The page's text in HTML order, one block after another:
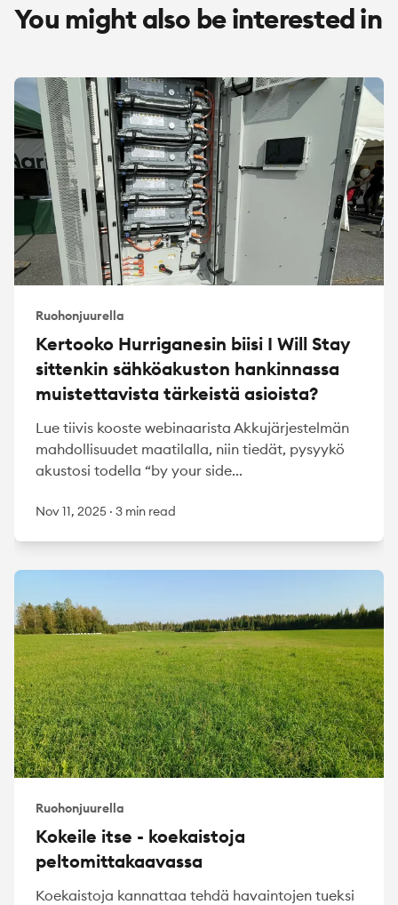
You might also be interested in
Ruohonjuurella
Kertooko Hurriganesin biisi I Will Stay
sittenkin sähköakuston hankinnassa
muistettavista tärkeistä asioista?
Lue tiivis kooste webinaarista Akkujärjestelmän
mahdollisuudet maatilalla, niin tiedät, pysyykö
akustosi todella “by your side...
Nov 11, 2025 · 3 min read
Ruohonjuurella
Kokeile itse - koekaistoja
peltomittakaavassa
Koekaistoja kannattaa tehdä havaintojen tueksi